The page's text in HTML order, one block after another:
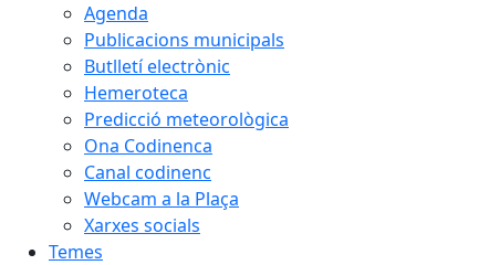
Agenda
Publicacions municipals
Butlletí electrònic
Hemeroteca
Predicció meteorològica
Ona Codinenca
Canal codinenc
Webcam a la Plaça
Xarxes socials
Temes